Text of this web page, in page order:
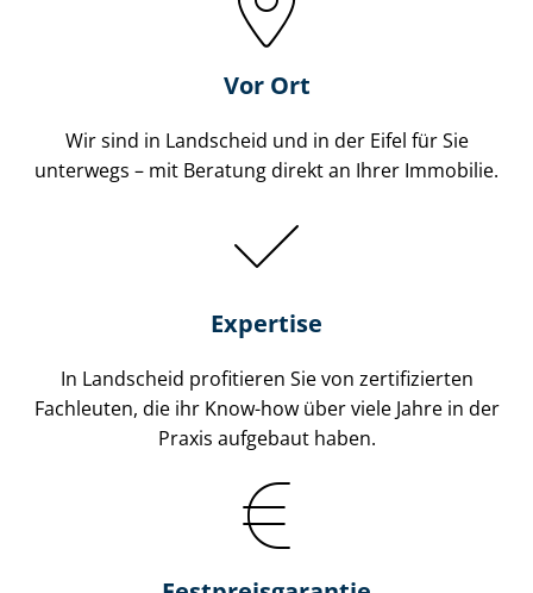
Vor Ort
Wir sind in Landscheid und in der Eifel für Sie
unterwegs – mit Beratung direkt an Ihrer Immobilie.
Expertise
In Landscheid profitieren Sie von zertifizierten
Fachleuten, die ihr Know-how über viele Jahre in der
Praxis aufgebaut haben.